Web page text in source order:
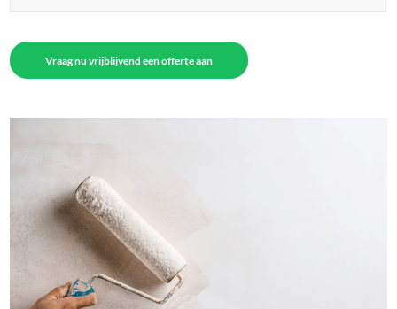
Vraag nu vrijblijvend een offerte aan